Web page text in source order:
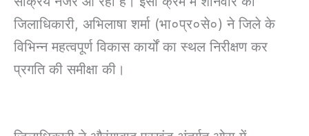
जिलाधिकारी, अभिलाषा शर्मा (भा०प्र०से०) ने जिले के
विभिन्न महत्वपूर्ण विकास कार्यों का स्थल निरीक्षण कर
प्रगति की समीक्षा की।